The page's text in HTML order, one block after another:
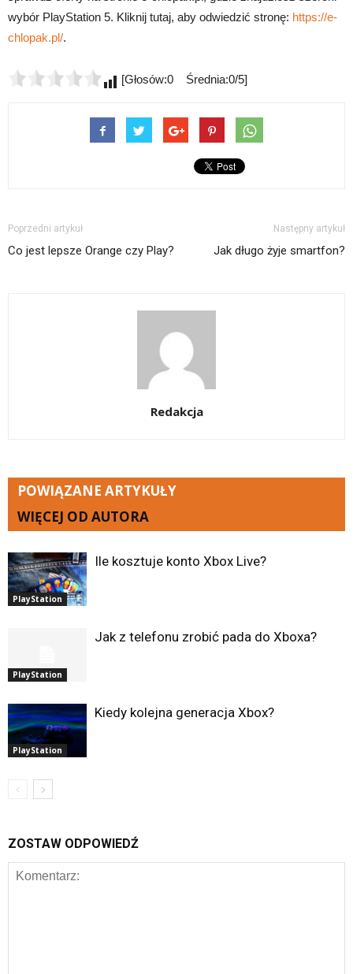
wybór PlayStation 5. Kliknij tutaj, aby odwiedzić stronę: https://e-
chlopak.pl/.
[Głosów:0 Średnia:0/5]
Poprzedni artykuł
Co jest lepsze Orange czy Play?
Następny artykuł
Jak długo żyje smartfon?
Redakcja
POWIĄZANE ARTYKUŁY
WIĘCEJ OD AUTORA
PlayStation
Ile kosztuje konto Xbox Live?
PlayStation
Jak z telefonu zrobić pada do Xboxa?
PlayStation
Kiedy kolejna generacja Xbox?
ZOSTAW ODPOWIEDŹ